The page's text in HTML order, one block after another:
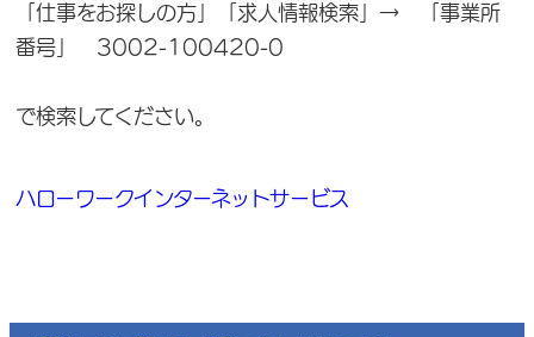
「仕事をお探しの方」「求人情報検索」→ 「事業所
番号」 3002-100420-0
で検索してください。
ハローワークインターネットサービス